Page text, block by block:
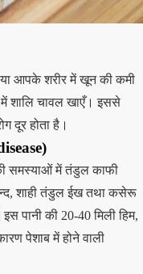
या आपके शरीर में खून की कमी
में शालि चावल खाएँ। इससे
दूर होता है।
समस्याओं में तंडुल काफी
शाही तंडुल ईख तथा कसेरू
पानी की 20-40 मिली हिम,
पेशाब में होने वाली